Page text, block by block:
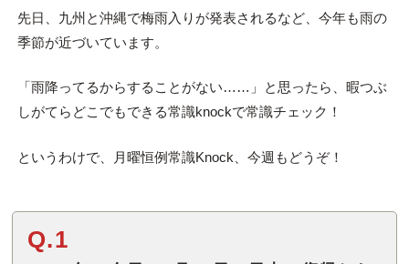
先日、九州と沖縄で梅雨入りが発表されるなど、今年も雨の
季節が近づいています。
「雨降ってるからすることがない……」と思ったら、暇つぶ
しがてらどこでもできる常識knockで常識チェック！
というわけで、月曜恒例常識Knock、今週もどうぞ！
Q.1